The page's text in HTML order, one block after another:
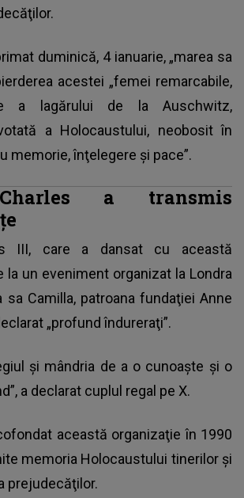
duminică, 4 ianuarie, „marea sa
acestei „femei remarcabile,
a lagărului de la Auschwitz,
a Holocaustului, neobosit în
memorie, înţelegere şi pace”.
a transmis
III, care a dansat cu această
la un eveniment organizat la Londra
sa Camilla, patroana fundaţiei Anne
„profund îndureraţi”.
şi mândria de a o cunoaşte şi o
a declarat cuplul regal pe X.
această organizaţie în 1990
memoria Holocaustului tinerilor şi
prejudecăţilor.